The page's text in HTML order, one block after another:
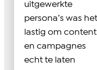
uitgewerkte
persona’s was het
lastig om content
en campagnes
echt te laten